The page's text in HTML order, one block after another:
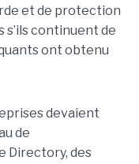
et de protection
s’ils continuent de
ont obtenu
devaient
de
Directory, des